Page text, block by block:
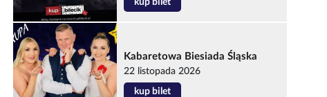
Kabaretowa Biesiada Śląska
22 listopada 2026
kup bilet